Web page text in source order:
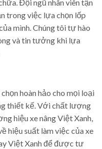
Đội ngũ nhân viên tận
trong việc lựa chọn lốp
mình. Chúng tôi tự hào
và tin tưởng khi lựa
hoàn hảo cho mọi loại
thiết kế. Với chất lượng
hiệu xe nâng Việt Xanh,
hiệu suất làm việc của xe
Việt Xanh để được tư